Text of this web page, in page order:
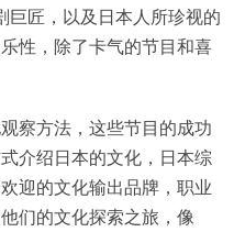
巨匠，以及日本人所珍视的
性，除了卡气的节目和喜
察方法，这些节目的成功
介绍日本的文化，日本综
迎的文化输出品牌，职业
们的文化探索之旅，像